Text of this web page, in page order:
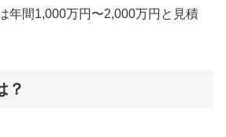
年間1,000万円〜2,000万円と見積
？